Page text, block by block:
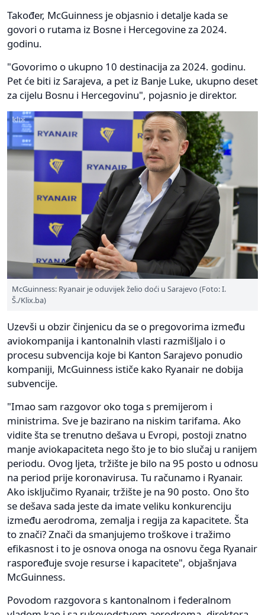
Također, McGuinness je objasnio i detalje kada se
govori o rutama iz Bosne i Hercegovine za 2024.
godinu.
"Govorimo o ukupno 10 destinacija za 2024. godinu.
Pet će biti iz Sarajeva, a pet iz Banje Luke, ukupno deset
za cijelu Bosnu i Hercegovinu", pojasnio je direktor.
McGuinness: Ryanair je oduvijek želio doći u Sarajevo (Foto: I.
Š./Klix.ba)
Uzevši u obzir činjenicu da se o pregovorima između
aviokompanija i kantonalnih vlasti razmišljalo i o
procesu subvencija koje bi Kanton Sarajevo ponudio
kompaniji, McGuinness ističe kako Ryanair ne dobija
subvencije.
"Imao sam razgovor oko toga s premijerom i
ministrima. Sve je bazirano na niskim tarifama. Ako
vidite šta se trenutno dešava u Evropi, postoji znatno
manje aviokapaciteta nego što je to bio slučaj u ranijem
periodu. Ovog ljeta, tržište je bilo na 95 posto u odnosu
na period prije koronavirusa. Tu računamo i Ryanair.
Ako isključimo Ryanair, tržište je na 90 posto. Ono što
se dešava sada jeste da imate veliku konkurenciju
između aerodroma, zemalja i regija za kapacitete. Šta
to znači? Znači da smanjujemo troškove i tražimo
efikasnost i to je osnova onoga na osnovu čega Ryanair
raspoređuje svoje resurse i kapacitete", objašnjava
McGuinness.
Povodom razgovora s kantonalnom i federalnom